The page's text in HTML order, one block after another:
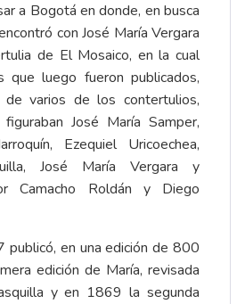
a Bogotá en donde, en busca
con José María Vergara
de El Mosaico, en la cual
que luego fueron publicados,
de varios de los contertulios,
José María Samper,
Ezequiel Uricoechea,
José María Vergara y
Camacho Roldán y Diego
publicó, en una edición de 800
edición de María, revisada
y en 1869 la segunda